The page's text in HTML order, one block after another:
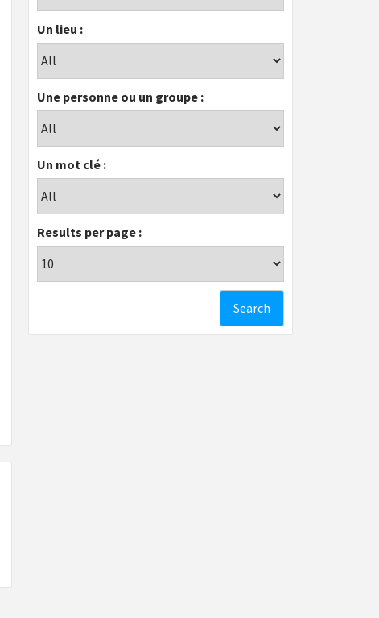
Un lieu :
Une personne ou un groupe :
Un mot clé :
Results per page :